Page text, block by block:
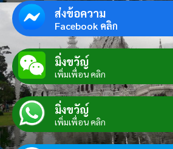
ส่งข้อความ
Facebook คลิก
มิ่งขวัญ์
เพิ่มเพื่อน คลิก
มิ่งขวัญ์
เพิ่มเพื่อน คลิก